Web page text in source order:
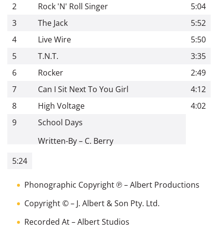
2 Rock 'N' Roll Singer
5:04
3
The Jack
5:52
4
Live Wire
5:50
5
T.N.T.
3:35
6
Rocker
2:49
7
Can I Sit Next To You Girl
4:12
8
High Voltage
4:02
9
School Days
Written-By– C. Berry
5:24
Phonographic Copyright ℗– Albert Productions
Copyright ©– J. Albert & Son Pty. Ltd.
Recorded At– Albert Studios